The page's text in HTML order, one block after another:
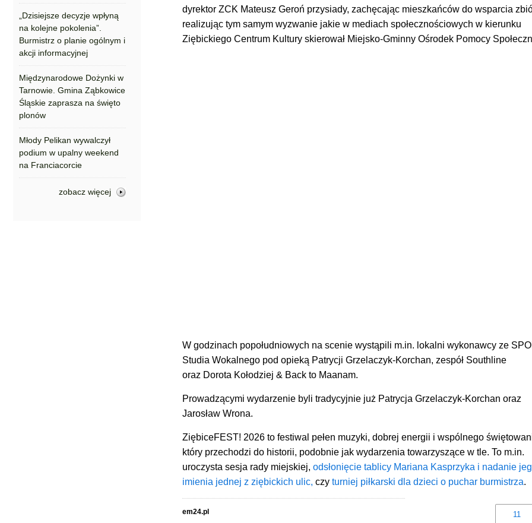
„Dzisiejsze decyzje wpłyną
na kolejne pokolenia”.
Burmistrz o planie ogólnym i
akcji informacyjnej
Międzynarodowe Dożynki w
Tarnowie. Gmina Ząbkowice
Śląskie zaprasza na święto
plonów
Młody Pelikan wywalczył
podium w upalny weekend
na Franciacorcie
zobacz więcej
dyrektor ZCK Mateusz Geroń przysiady, zachęcając mieszkańców do wsparcia
realizując tym samym wyzwanie jakie w mediach społecznościowych w kierunku
Ziębickiego Centrum Kultury skierował Miejsko-Gminny Ośrodek Pomocy
W godzinach popołudniowych na scenie wystąpili m.in. lokalni wykonawcy ze
Studia Wokalnego pod opieką Patrycji Grzelaczyk-Korchan, zespół Southline
oraz Dorota Kołodziej & Back to Maanam.
Prowadzącymi wydarzenie byli tradycyjnie już Patrycja Grzelaczyk-Korchan oraz
Jarosław Wrona.
ZiębiceFEST! 2026 to festiwal pełen muzyki, dobrej energii i wspólnego
który przechodzi do historii, podobnie jak wydarzenia towarzyszące w tle. To m.in.
uroczysta sesja rady miejskiej, odsłonięcie tablicy Mariana Kasprzyka i nadanie
imienia jednej z ziębickich ulic, czy turniej piłkarski dla dzieci o puchar burmistrza.
em24.pl 11